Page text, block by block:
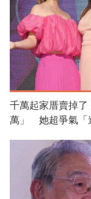
千萬起家厝賣掉
萬」 她超爭氣「